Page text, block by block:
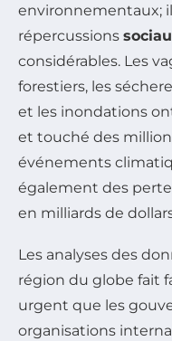
environnementaux;
répercussions
considérables. Les
forestiers, les
et les inondations
et touché des
événements
également des
en milliards de
Les analyses des
région du globe fait
urgent que les
organisations